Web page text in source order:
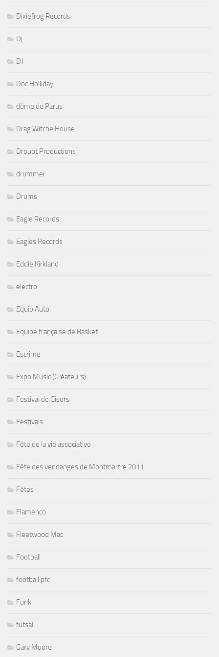
Dixiefrog Records
Dj
DJ
Doc Holliday
dôme de Parus
Drag Witche House
Drouot Productions
drummer
Drums
Eagle Records
Eagles Records
Eddie Kirkland
electro
Equip Auto
Equipe française de Basket
Escrime
Expo Music (Créateurs)
Festival de Gisors
Festivals
Fête de la vie associative
Fête des vendanges de Montmartre 2011
Fêtes
Flamenco
Fleetwood Mac
Football
football pfc
Funk
futsal
Gary Moore